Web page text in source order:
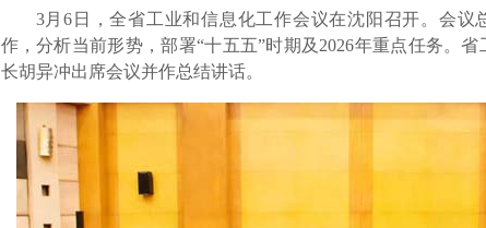
3月6日，全省工业和信息化工作会议在沈阳召开。会议
作，分析当前形势，部署“十五五”时期及2026年重点任务。
长胡异冲出席会议并作总结讲话。